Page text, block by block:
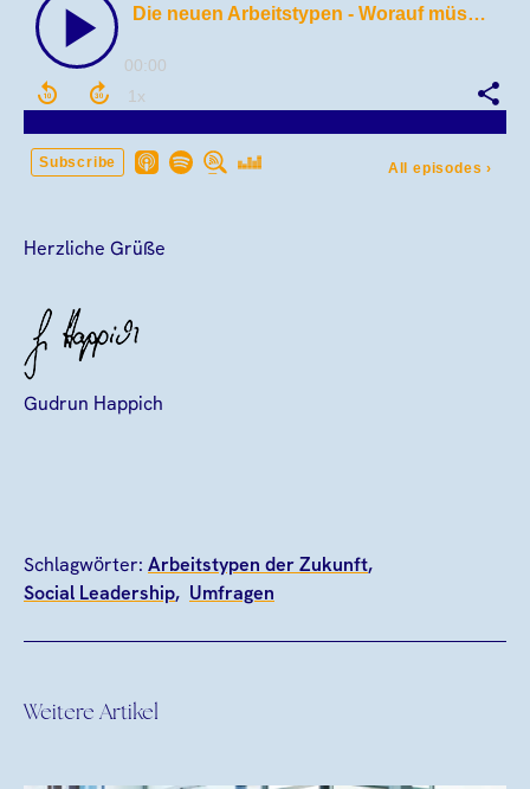
Herzliche Grüße
Gudrun Happich
Schlagwörter: Arbeitstypen der Zukunft
Social Leadership
Umfragen
Weitere Artikel